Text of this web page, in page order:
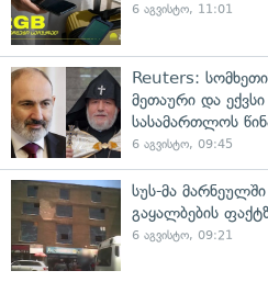
6 აგვისტო, 11:01
Reuters:
მეთაური და
სასამართლოს
6 აგვისტო, 09:45
სუს-მა მარნეულში
გაყალბების
6 აგვისტო, 09:21